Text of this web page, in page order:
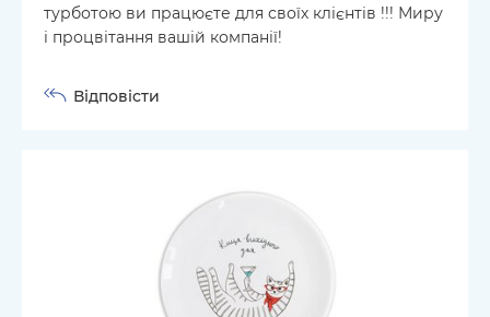
турботою ви працюєте для своїх клієнтів !!! Миру
і процвітання вашій компанії!
Відповісти